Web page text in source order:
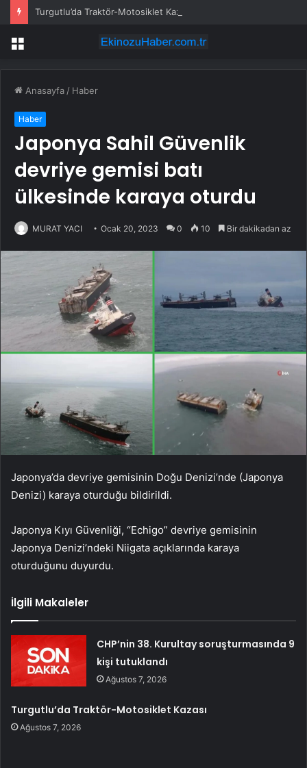
Turgutlu’da Traktör-Motosiklet Kazası
Menü
Anasayfa / Haber
Haber
Japonya Sahil Güvenlik
devriye gemisi batı
ülkesinde karaya oturdu
MURAT YACI Ocak 20, 2023 0 10 Bir dakikadan az
Japonya’da devriye gemisinin Doğu Denizi’nde (Japonya
Denizi) karaya oturduğu bildirildi.
Japonya Kıyı Güvenliği, “Echigo” devriye gemisinin
Japonya Denizi’ndeki Niigata açıklarında karaya
oturduğunu duyurdu.
İlgili Makaleler
CHP’nin 38. Kurultay soruşturmasında 9
kişi tutuklandı
Ağustos 7, 2026
Turgutlu’da Traktör-Motosiklet Kazası
Ağustos 7, 2026